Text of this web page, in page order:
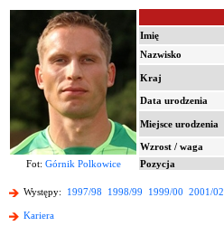
Imię
Nazwisko
Kraj
Data urodzenia
Miejsce urodzenia
Wzrost / waga
Fot: Górnik Polkowice Pozycja
Występy: 1997/98 1998/99 1999/00 2001/02
Kariera